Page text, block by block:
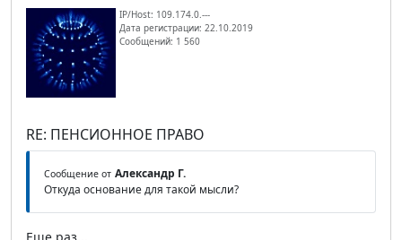
IP/Host: 109.174.0.---
Дата регистрации: 22.10.2019
Сообщений: 1 560
RE: ПЕНСИОННОЕ ПРАВО
Сообщение от Александр Г.
Откуда основание для такой мысли?